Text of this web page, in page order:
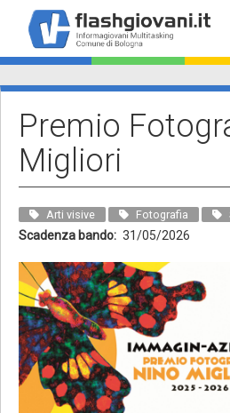
contenuto
principale
Premio
Migliori
Arti visive Fotografia
Scadenza bando 31/05/2026